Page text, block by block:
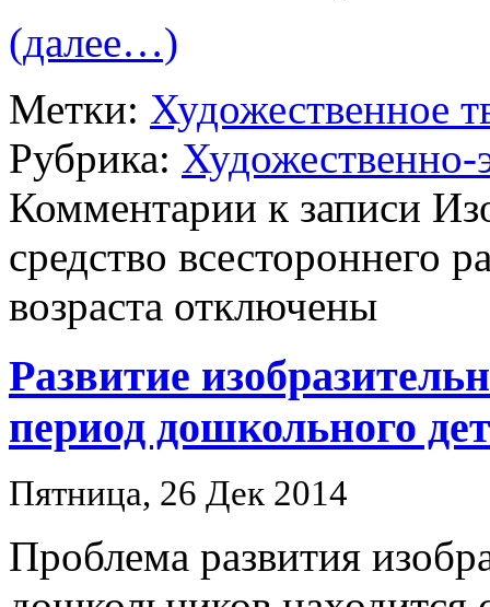
(далее…)
Метки: Художественное
Рубрика: Художественно-
Комментарии к записи
средство всестороннего
возраста отключены
Развитие
период дошкольного
Пятница, 26 Дек 2014
Проблема развития